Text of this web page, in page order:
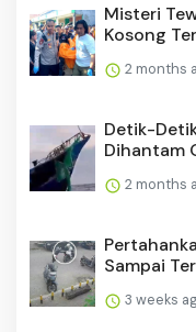
Misteri
Kosong
2 months
Detik-
Dihantam
2 months
Sampai
3 weeks